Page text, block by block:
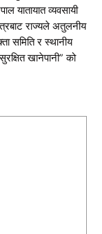
यातायात व्यवसायी
राज्यले अतुलनीय
समिति र स्थानीय
खानेपानी” को